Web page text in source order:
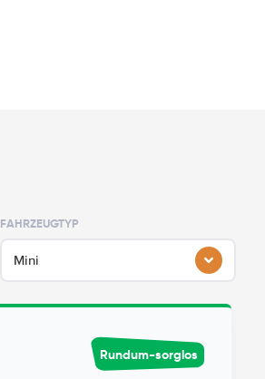
FAHRZEUGTYP
Mini
Rundum-sorglos